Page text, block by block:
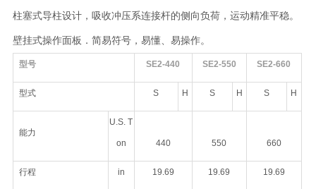
柱塞式导柱设计，吸收冲压系连接杆的侧向负荷，运动精准平稳。
壁挂式操作面板．简易符号，易懂、易操作。
型号 SE2-440 SE2-550 SE2-660
型式 S H S H S H
能力
U.S. T
on 440 550 660
行程 in 19.69 19.69 19.69